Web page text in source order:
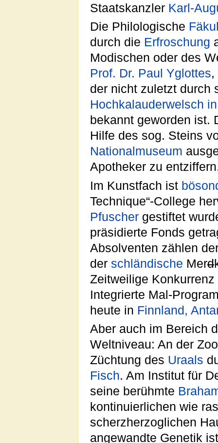
Staatskanzler Karl-
Die Philologische
durch die Erfroschung
Modischen oder des
Prof. Dr. Paul Yglottes,
der nicht zuletzt durch
Hochkalauderwelsch
bekannt geworden ist.
Hilfe des sog. Steins
Nationalmuseum
Apotheker zu
Im Kunstfach ist
Technique“-College
Pfuscher gestiftet
präsidierte Fonds
Absolventen zählen
der schländische Merd
Zeitweilige
Integrierte Mal-
heute in Finnland,
Aber auch im Bereich
Weltniveau: An der
Züchtung des Uraals
Fisch. Am Institut für
seine berühmte
kontinuierlichen wie
scherzherzoglichen
angewandte Genetik